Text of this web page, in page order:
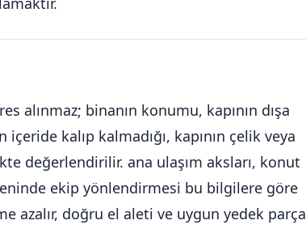
alınmaz; binanın konumu, kapının dışa
kalıp kalmadığı, kapının çelik veya
değerlendirilir. ana ulaşım aksları, konut
ekip yönlendirmesi bu bilgilere göre
azalır, doğru el aleti ve uygun yedek parça